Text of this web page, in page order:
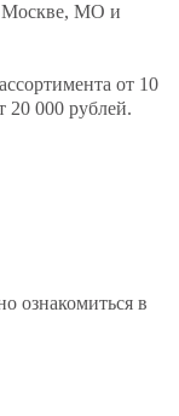
Москве, МО и
от 10
20 000 рублей.
ознакомиться в